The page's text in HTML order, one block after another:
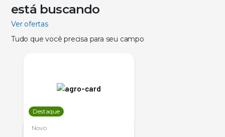
está buscando
Ver ofertas
Tudo que você precisa para seu campo
Destaque
Novo